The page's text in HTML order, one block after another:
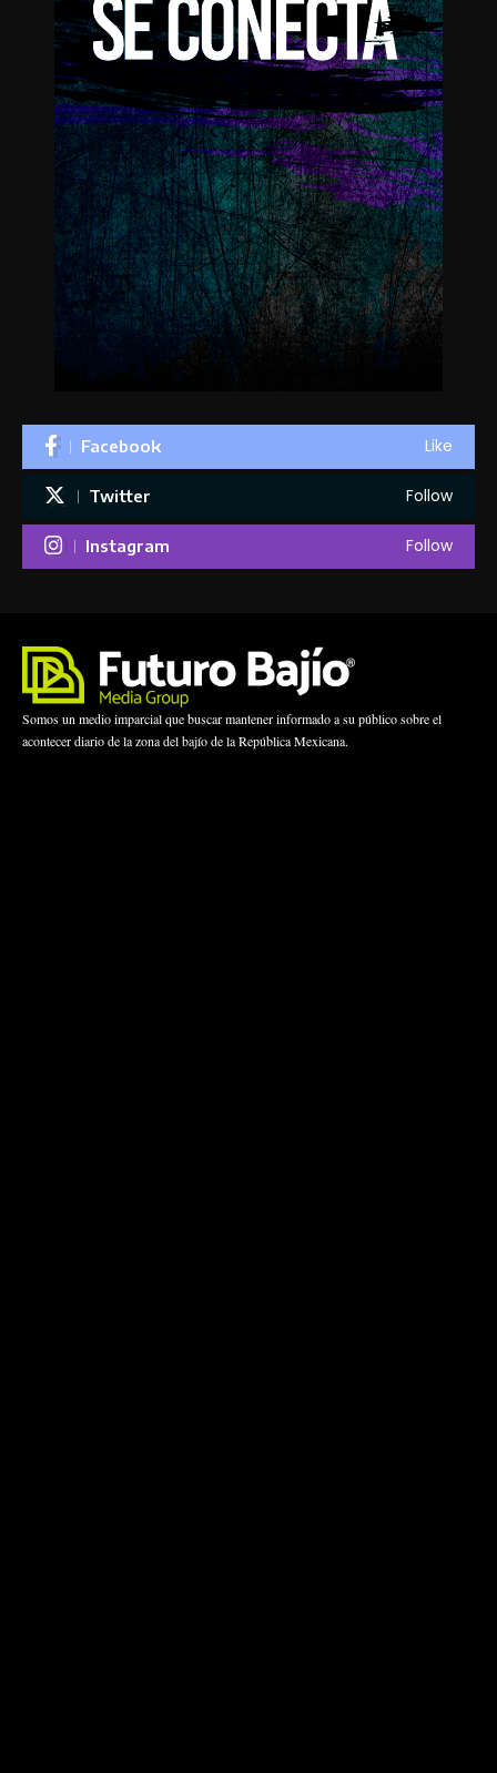
Facebook Like
Twitter Follow
Instagram Follow
Somos un medio imparcial que buscar mantener informado a su público sobre el
acontecer diario de la zona del bajío de la República Mexicana.